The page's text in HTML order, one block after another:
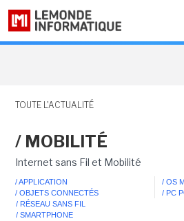
TOUTE L'ACTUALITÉ
/ MOBILITÉ
Internet sans Fil et Mobilité
/ APPLICATION
/ OBJETS CONNECTÉS
/ OS
/ PC
/ RÉSEAU SANS FIL
/ SMARTPHONE